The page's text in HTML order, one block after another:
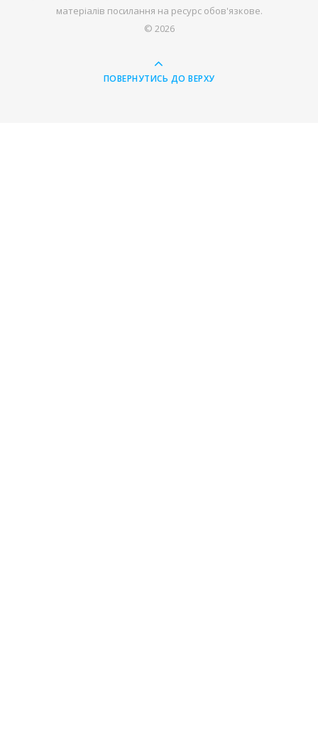
матеріалів посилання на ресурс обов'язкове.
© 2026
ПОВЕРНУТИСЬ ДО ВЕРХУ